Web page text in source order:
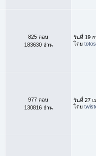
825 ตอบ
183630 อ่าน
วันที่ 19 ก
โดย
977 ตอบ
130816 อ่าน
วันที่ 27 เ
โดย